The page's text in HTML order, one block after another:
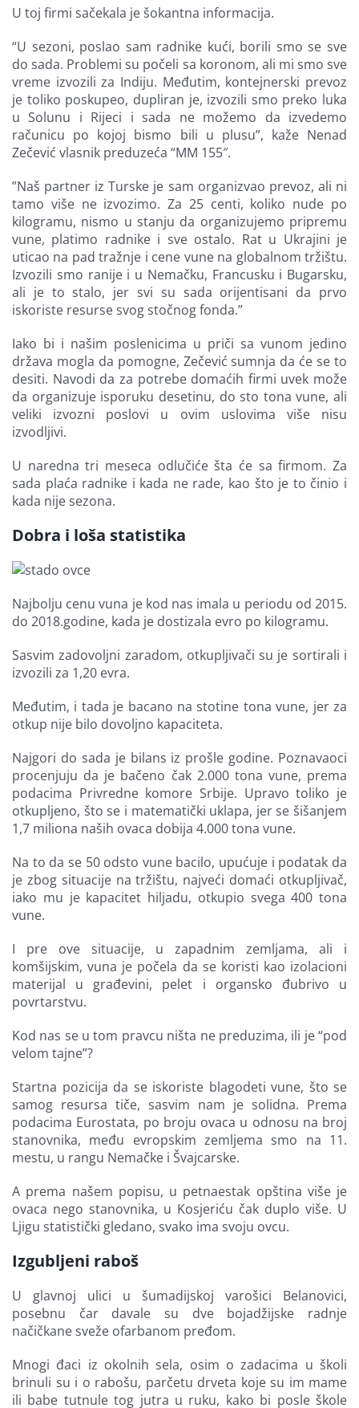
U toj firmi sačekala je šokantna informacija.
“U sezoni, poslao sam radnike kući, borili smo se sve
do sada. Problemi su počeli sa koronom, ali mi smo sve
vreme izvozili za Indiju. Međutim, kontejnerski prevoz
je toliko poskupeo, dupliran je, izvozili smo preko luka
u Solunu i Rijeci i sada ne možemo da izvedemo
računicu po kojoj bismo bili u plusu”, kaže Nenad
Zečević vlasnik preduzeća “MM 155″.
”Naš partner iz Turske je sam organizvao prevoz, ali ni
tamo više ne izvozimo. Za 25 centi, koliko nude po
kilogramu, nismo u stanju da organizujemo pripremu
vune, platimo radnike i sve ostalo. Rat u Ukrajini je
uticao na pad tražnje i cene vune na globalnom tržištu.
Izvozili smo ranije i u Nemačku, Francusku i Bugarsku,
ali je to stalo, jer svi su sada orijentisani da prvo
iskoriste resurse svog stočnog fonda.”
Iako bi i našim poslenicima u priči sa vunom jedino
država mogla da pomogne, Zečević sumnja da će se to
desiti. Navodi da za potrebe domaćih firmi uvek može
da organizuje isporuku desetinu, do sto tona vune, ali
veliki izvozni poslovi u ovim uslovima više nisu
izvodljivi.
U naredna tri meseca odlučiće šta će sa firmom. Za
sada plaća radnike i kada ne rade, kao što je to činio i
kada nije sezona.
Dobra i loša statistika
Najbolju cenu vuna je kod nas imala u periodu od 2015.
do 2018.godine, kada je dostizala evro po kilogramu.
Sasvim zadovoljni zaradom, otkupljivači su je sortirali i
izvozili za 1,20 evra.
Međutim, i tada je bacano na stotine tona vune, jer za
otkup nije bilo dovoljno kapaciteta.
Najgori do sada je bilans iz prošle godine. Poznavaoci
procenjuju da je bačeno čak 2.000 tona vune, prema
podacima Privredne komore Srbije. Upravo toliko je
otkupljeno, što se i matematički uklapa, jer se šišanjem
1,7 miliona naših ovaca dobija 4.000 tona vune.
Na to da se 50 odsto vune bacilo, upućuje i podatak da
je zbog situacije na tržištu, najveći domaći otkupljivač,
iako mu je kapacitet hiljadu, otkupio svega 400 tona
vune.
I pre ove situacije, u zapadnim zemljama, ali i
komšijskim, vuna je počela da se koristi kao izolacioni
materijal u građevini, pelet i organsko đubrivo u
povrtarstvu.
Kod nas se u tom pravcu ništa ne preduzima, ili je “pod
velom tajne”?
Startna pozicija da se iskoriste blagodeti vune, što se
samog resursa tiče, sasvim nam je solidna. Prema
podacima Eurostata, po broju ovaca u odnosu na broj
stanovnika, među evropskim zemljema smo na 11.
mestu, u rangu Nemačke i Švajcarske.
A prema našem popisu, u petnaestak opština više je
ovaca nego stanovnika, u Kosjeriću čak duplo više. U
Ljigu statistički gledano, svako ima svoju ovcu.
Izgubljeni raboš
U glavnoj ulici u šumadijskoj varošici Belanovici,
posebnu čar davale su dve bojadžijske radnje
načičkane sveže ofarbanom pređom.
Mnogi đaci iz okolnih sela, osim o zadacima u školi
brinuli su i o rabošu, parčetu drveta koje su im mame
ili babe tutnule tog jutra u ruku, kako bi posle škole